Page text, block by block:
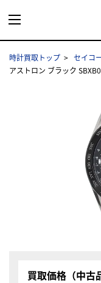
時計買取トップ セイコ
アストロン ブラック
買取価格（中古